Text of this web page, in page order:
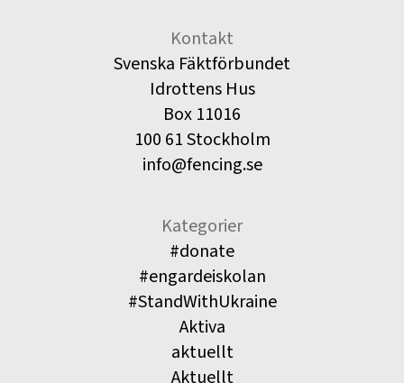
Kontakt
Svenska Fäktförbundet
Idrottens Hus
Box 11016
100 61 Stockholm
info@fencing.se
Kategorier
#donate
#engardeiskolan
#StandWithUkraine
Aktiva
aktuellt
Aktuellt